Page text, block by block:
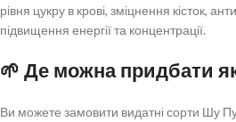
рівня цукру в крові, зміцнення кісток,
підвищення енергії та концентрації.
🌱 Де можна придбати
Ви можете замовити видатні сорти Шу